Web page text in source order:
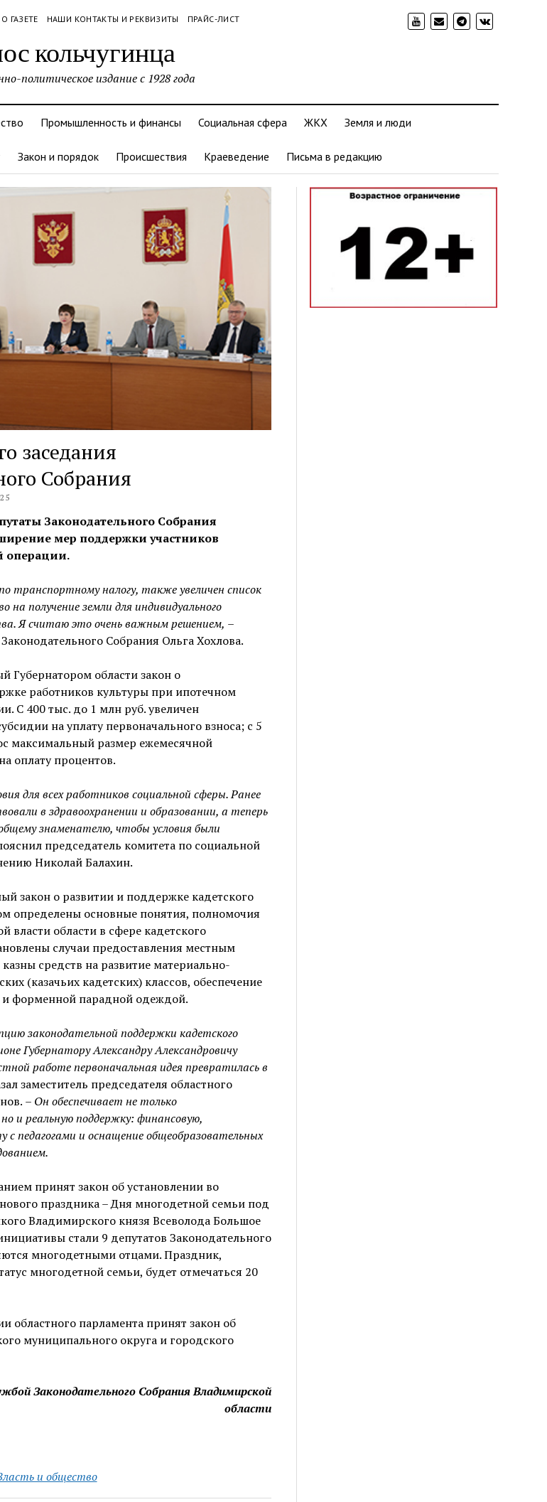
О ГАЗЕТЕ НАШИ КОНТАКТЫ И РЕКВИЗИТЫ ПРАЙС-ЛИСТ
кольчугинца
политическое издание с 1928 года
Промышленность и финансы Социальная сфера ЖКХ Земля и люди
Закон и порядок Происшествия Краеведение Письма в редакцию
заседания
Собрания
Законодательного Собрания
мер поддержки участников
операции.
транспортному налогу, также увеличен список
получение земли для индивидуального
Я считаю это очень важным решением, –
Собрания Ольга Хохлова.
Губернатором области закон о
работников культуры при ипотечном
С 400 тыс. до 1 млн руб. увеличен
на уплату первоначального взноса; с 5
максимальный размер ежемесячной
оплату процентов.
для всех работников социальной сферы. Ранее
в здравоохранении и образовании, а теперь
знаменателю, чтобы условия были
председатель комитета по социальной
Николай Балахин.
закон о развитии и поддержке кадетского
определены основные понятия, полномочия
власти области в сфере кадетского
случаи предоставления местным
средств на развитие материально-
(казачьих кадетских) классов, обеспечение
форменной парадной одеждой.
законодательной поддержки кадетского
Губернатору Александру Александровичу
работе первоначальная идея превратилась в
заместитель председателя областного
– Он обеспечивает не только
и реальную поддержку: финансовую,
с педагогами и оснащение общеобразовательных
принят закон об установлении во
праздника – Дня многодетной семьи под
Владимирского князя Всеволода Большое
стали 9 депутатов Законодательного
многодетными отцами. Праздник,
многодетной семьи, будет отмечаться 20
областного парламента принят закон об
муниципального округа и городского
Законодательного Собрания Владимирской
области
и общество